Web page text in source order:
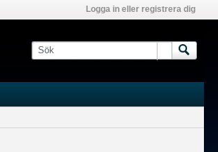
Logga in eller registrera dig